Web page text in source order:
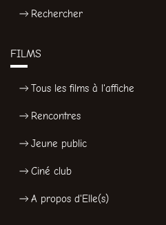
Rechercher
FILMS
Tous les films à l'affiche
Rencontres
Jeune public
Ciné club
A propos d'Elle(s)